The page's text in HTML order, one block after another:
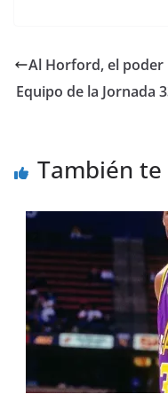
Al Horford, el poder
Equipo de la Jornada
También